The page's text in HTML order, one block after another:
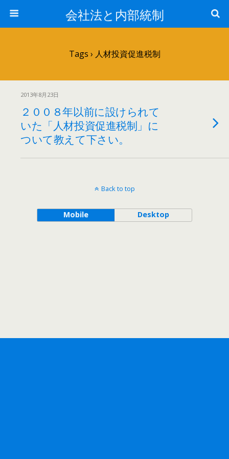
会社法と内部統制
Tags › 人材投資促進税制
2013年8月23日
２００８年以前に設けられて
いた「人材投資促進税制」に
ついて教えて下さい。
Back to top
Mobile Desktop